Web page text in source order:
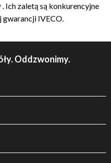
. Ich zaletą są konkurencyjne
gwarancji IVECO.
Oddzwonimy.